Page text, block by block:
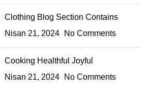
Clothing Blog Section Contains
Nisan 21, 2024
No Comments
Cooking Healthful Joyful
Nisan 21, 2024
No Comments